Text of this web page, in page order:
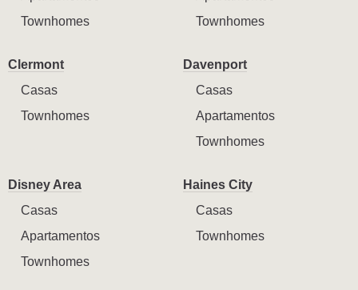
Townhomes
Townhomes
Clermont
Casas
Townhomes
Davenport
Casas
Apartamentos
Townhomes
Disney Area
Casas
Apartamentos
Townhomes
Haines City
Casas
Townhomes